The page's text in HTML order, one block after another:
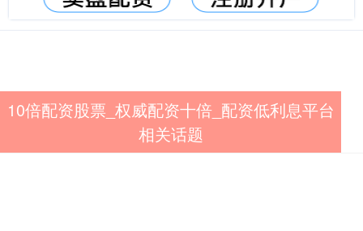
10倍配资股票_权威配资十倍_配资低利息平台
相关话题